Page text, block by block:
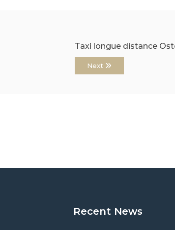
Taxi longue distance
Next
Recent News